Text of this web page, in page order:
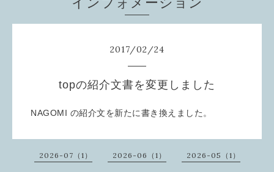
2017/02/24
topの紹介文書を変更しました
NAGOMI の紹介文を新たに書き換えました。
2026-07（1） 2026-06（1） 2026-05（1）